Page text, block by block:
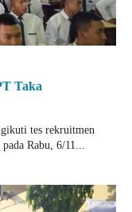
Taka
tes rekruitmen
Rabu, 6/11...